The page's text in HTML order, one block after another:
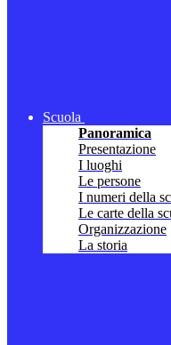
Scuola
Panoramica
Presentazione
I luoghi
Le persone
I numeri della
Le carte della
Organizzazione
La storia